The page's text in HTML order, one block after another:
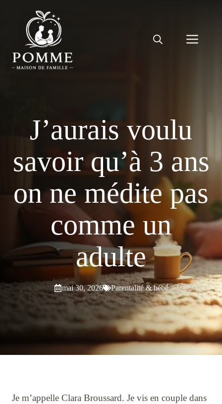
contenu
J’aurais voulu
savoir qu’à 3 ans
on ne médite pas
comme un
adulte
mai 30, 2026 Parentalité & bébé
Je m’appelle Clara Broussard. Je vis en couple dans